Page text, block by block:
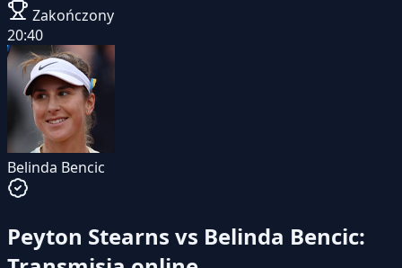
Zakończony
20:40
Belinda Bencic
Peyton Stearns vs Belinda Bencic: